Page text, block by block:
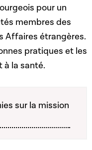
pour un
membres des
Affaires étrangères.
pratiques et les
à la santé.
sur la mission